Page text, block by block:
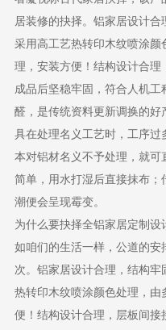
居装修的抉择。铝家居设计
采用高工艺热转印木纹喷涂
理，安装方便！结构设计合
成品后坚稳牢固，符合人机
醛，是传统资料更新调换的
具在处理名义工艺时，工序
本对铝材名义不予处理，就
简单，用水打湿后直接抹布
潮便会呈现霉变。
为什么要抉择全铝家居定制
如咱们的生活一样，公道的
次。铝家居设计合理，结构
热转印木纹喷涂颜色处理，
便！结构设计合理，层板间